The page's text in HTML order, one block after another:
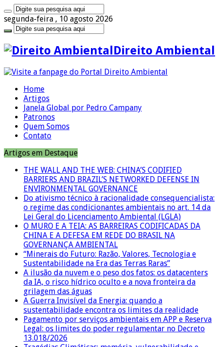
segunda-feira , 10 agosto 2026
Direito Ambiental
Home
Artigos
Janela Global por Pedro Campany
Patronos
Quem Somos
Contato
Artigos em Destaque
THE WALL AND THE WEB: CHINA’S CODIFIED
BARRIERS AND BRAZIL’S NETWORKED DEFENSE IN
ENVIRONMENTAL GOVERNANCE
Do ativismo técnico à racionalidade consequencialista:
o regime das condicionantes ambientais no art. 14 da
Lei Geral do Licenciamento Ambiental (LGLA)
O MURO E A TEIA: AS BARREIRAS CODIFICADAS DA
CHINA E A DEFESA EM REDE DO BRASIL NA
GOVERNANÇA AMBIENTAL
“Minerais do Futuro: Razão, Valores, Tecnologia e
Sustentabilidade na Era das Terras Raras”
A ilusão da nuvem e o peso dos fatos: os datacenters
da IA, o risco hídrico oculto e a nova fronteira da
grilagem das águas
A Guerra Invisível da Energia: quando a
sustentabilidade encontra os limites da realidade
Pagamento por serviços ambientais em APP e Reserva
Legal: os limites do poder regulamentar no Decreto
13.018/2026